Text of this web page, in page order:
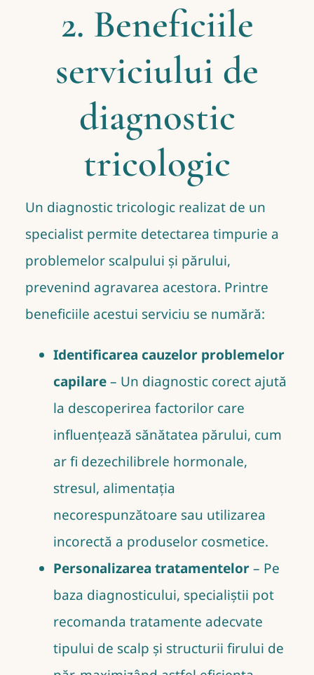
2. Beneficiile
serviciului de
diagnostic
tricologic
Un diagnostic tricologic realizat de un
specialist permite detectarea timpurie a
problemelor scalpului și părului,
prevenind agravarea acestora. Printre
beneficiile acestui serviciu se numără:
Identificarea cauzelor problemelor
capilare– Un diagnostic corect ajută
la descoperirea factorilor care
influențează sănătatea părului, cum
ar fi dezechilibrele hormonale,
stresul, alimentația
necorespunzătoare sau utilizarea
incorectă a produselor cosmetice.
Personalizarea tratamentelor– Pe
baza diagnosticului, specialiștii pot
recomanda tratamente adecvate
tipului de scalp și structurii firului de